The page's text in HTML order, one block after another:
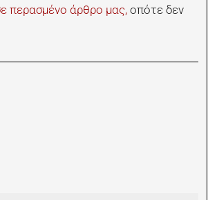
περασμένο άρθρο μας,οπότε δεν